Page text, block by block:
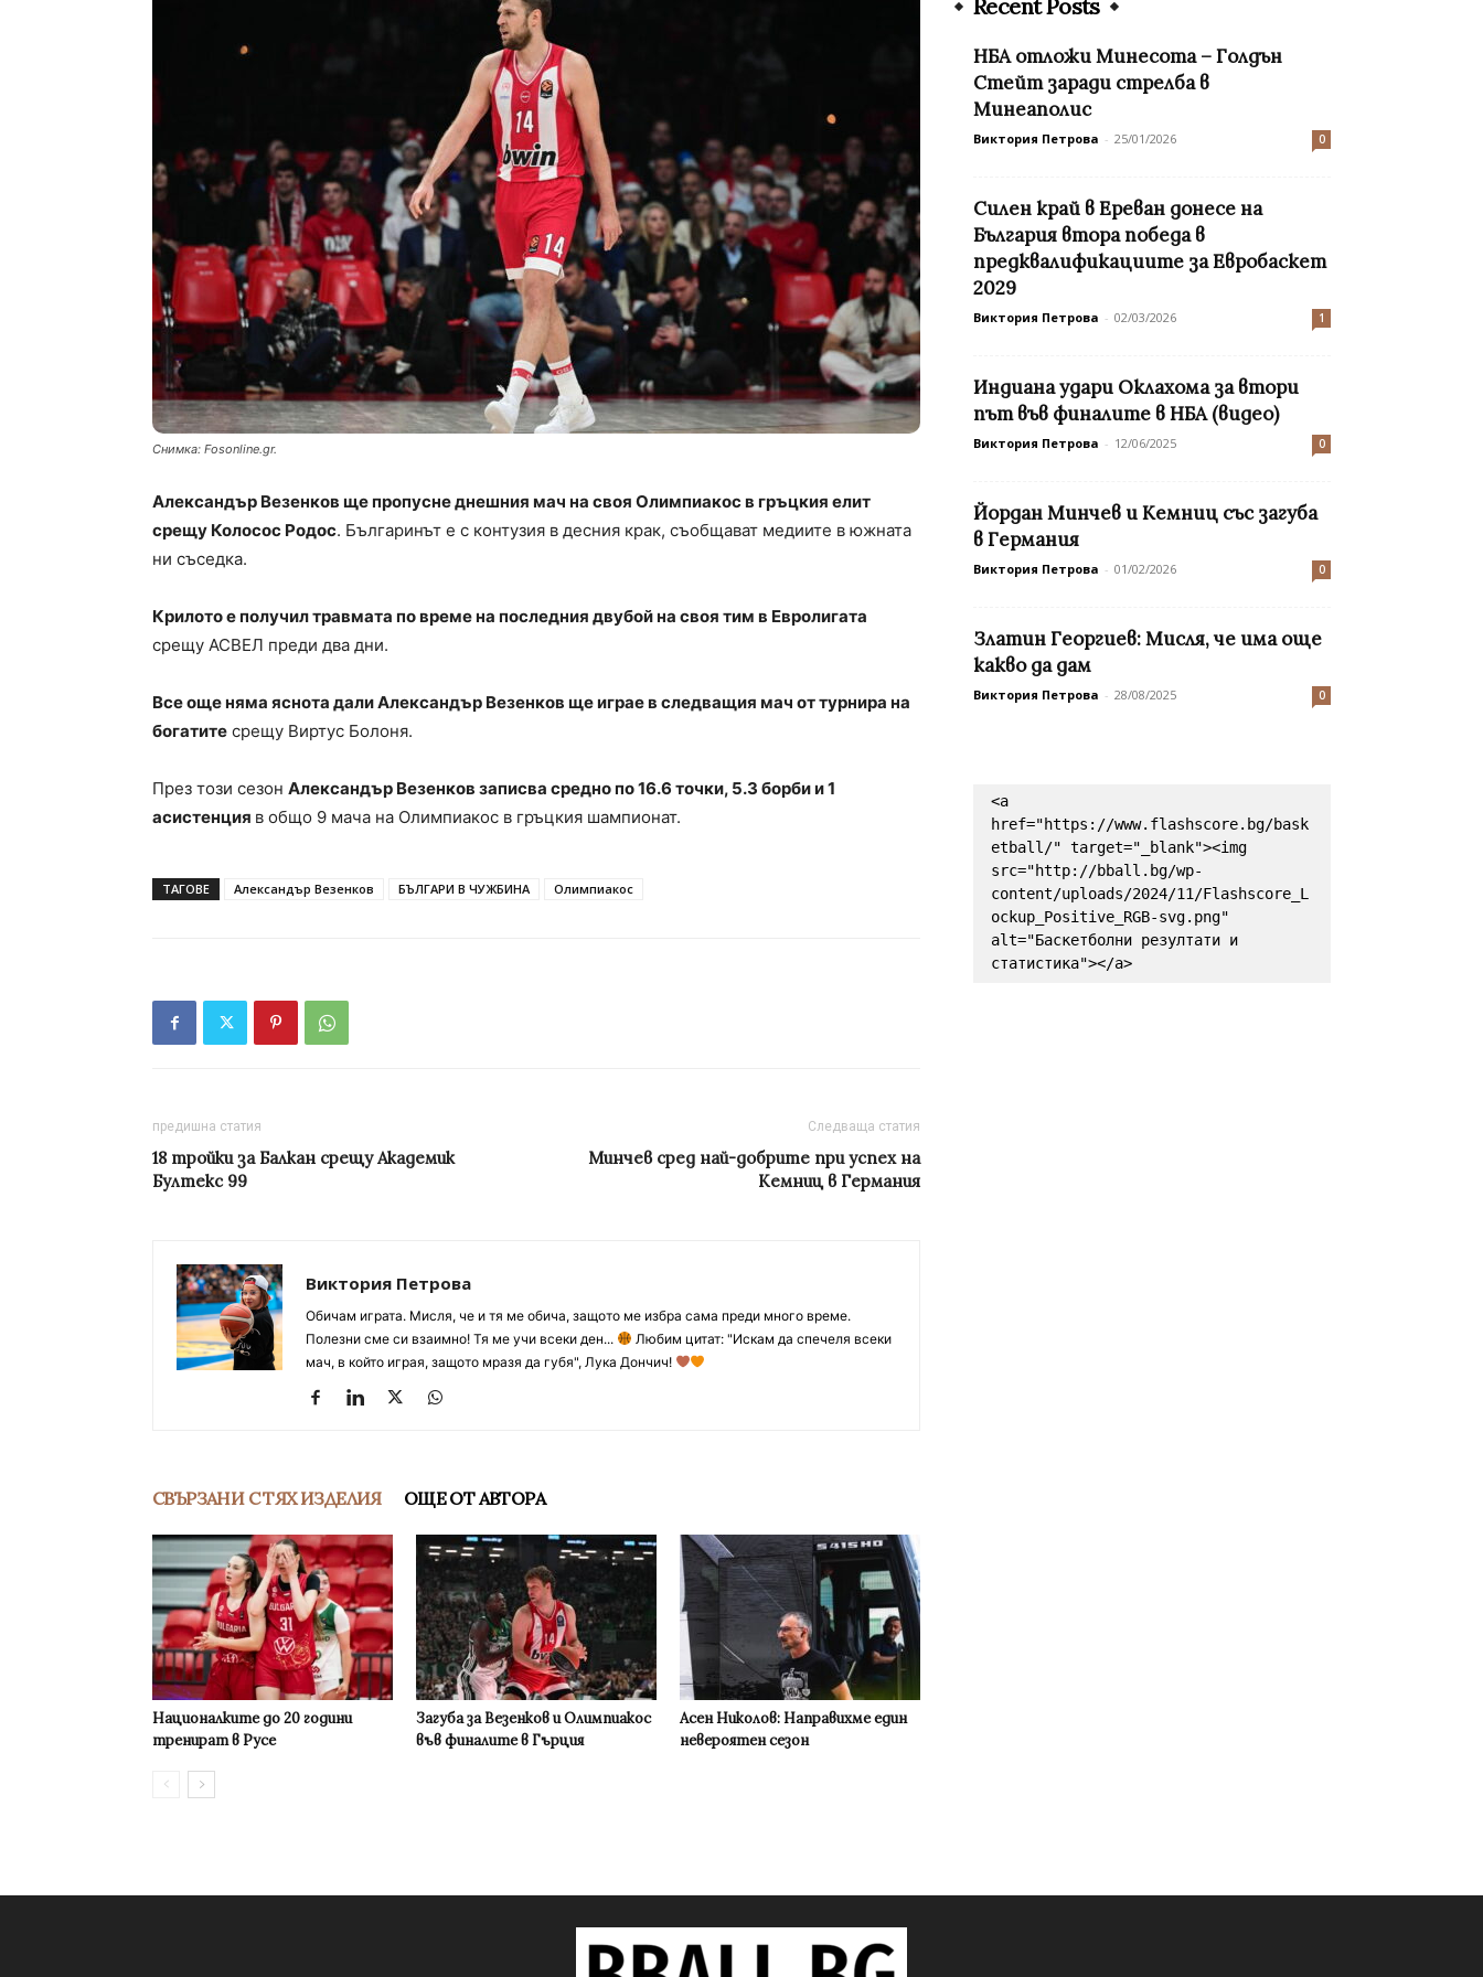
Снимка: Fosonline.gr.
Aлександър Везенков ще пропусне днешния мач на своя Олимпиакос в гръцкия елит
срещу Колосос Родос. Българинът е с контузия в десния крак, съобщават медиите в южната
ни съседка.
Крилото е получил травмата по време на последния двубой на своя тим в Евролигата
срещу АСВЕЛ преди два дни.
Все още няма яснота дали Александър Везенков ще играе в следващия мач от турнира на
богатите срещу Виртус Болоня.
През този сезон Александър Везенков записва средно по 16.6 точки, 5.3 борби и 1
асистенция в общо 9 мача на Олимпиакос в гръцкия шампионат.
ТАГОВЕ Александър Везенков БЪЛГАРИ В ЧУЖБИНА Олимпиакос
предишна статия
18 тройки за Балкан срещу Академик
Бултекс 99
Следваща статия
Минчев сред най-добрите при успех на
Кемниц в Германия
Виктория Петрова
Обичам играта. Мисля, че и тя ме обича, защото ме избра сама преди много време.
Полезни сме си взаимно! Тя ме учи всеки ден...
Любим цитат: "Искам да спечеля всеки
мач, в който играя, защото мразя да губя", Лука Дончич!
СВЪРЗАНИ С ТЯХ ИЗДЕЛИЯ ОЩЕ ОТ АВТОРА
Националките до 20 години
тренират в Русе
Загуба за Везенков и Олимпиакос
във финалите в Гърция
Асен Николов: Направихме един
невероятен сезон
Recent Posts
НБА отложи Минесота – Голдън
Стейт заради стрелба в
Минеаполис
Виктория Петрова - 25/01/2026 0
Силен край в Ереван донесе на
България втора победа в
предквалификациите за Евробаскет
2029
Виктория Петрова - 02/03/2026 1
Индиана удари Оклахома за втори
път във финалите в НБА (видео)
Виктория Петрова - 12/06/2025 0
Йордан Минчев и Кемниц със загуба
в Германия
Виктория Петрова - 01/02/2026 0
Златин Георгиев: Мисля, че има още
какво да дам
Виктория Петрова - 28/08/2025 0
<a
href="https://www.flashscore.bg/bask
etball/" target="_blank"><img
src="http://bball.bg/wp-
content/uploads/2024/11/Flashscore_L
ockup_Positive_RGB-svg.png"
alt="Баскетболни резултати и
статистика"></a>